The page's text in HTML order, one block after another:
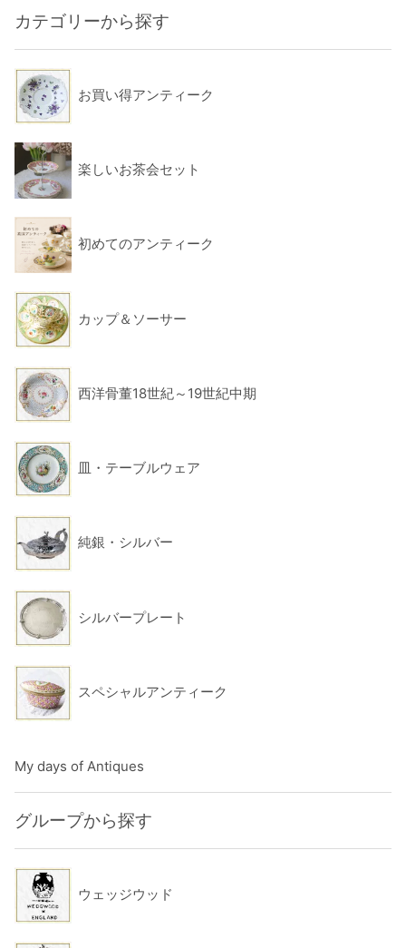
カテゴリーから探す
お買い得アンティーク
楽しいお茶会セット
初めてのアンティーク
カップ＆ソーサー
西洋骨董18世紀～19世紀中期
皿・テーブルウェア
純銀・シルバー
シルバープレート
スペシャルアンティーク
My days of Antiques
グループから探す
ウェッジウッド